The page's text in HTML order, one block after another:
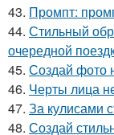
43. Промпт:
44. Стильный
очередной
45. Создай фото
46. Черты лица
47. За кулисами
48. Создай